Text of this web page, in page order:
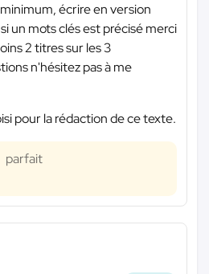
écrire en version
un mots clés est précisé merci
2 titres sur les 3
n'hésitez pas à me
pour la rédaction de ce texte.
parfait